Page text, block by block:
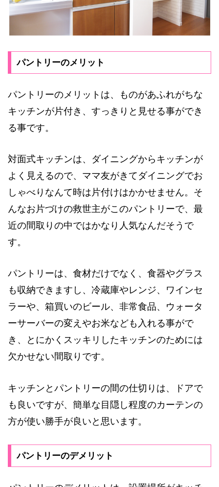
パントリーのメリット
パントリーのメリットは、ものがあふれがちな
キッチンが片付き、すっきりと見せる事ができ
る事です。
対面式キッチンは、ダイニングからキッチンが
よく見えるので、ママ友がきてダイニングでお
しゃべりなんて時は片付けはかかせません。そ
んなお片づけの救世主がこのパントリーで、最
近の間取りの中ではかなり人気なんだそうで
す。
パントリーは、食材だけでなく、食器やグラス
も収納できますし、冷蔵庫やレンジ、ワインセ
ラーや、箱買いのビール、非常食品、ウォータ
ーサーバーの変えやお米なども入れる事がで
き、とにかくスッキリしたキッチンのためには
欠かせない間取りです。
キッチンとパントリーの間の仕切りは、ドアで
も良いですが、簡単な目隠し程度のカーテンの
方が使い勝手が良いと思います。
パントリーのデメリット